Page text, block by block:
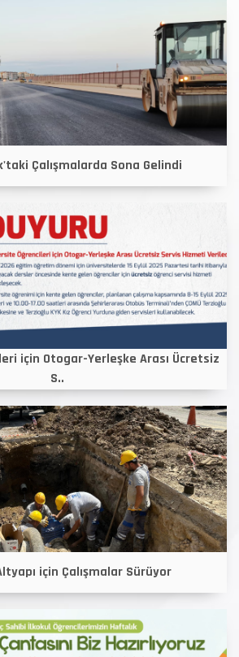
Çalışmalarda Sona Gelindi
için Otogar-Yerleşke Arası Ücretsiz
S..
için Çalışmalar Sürüyor